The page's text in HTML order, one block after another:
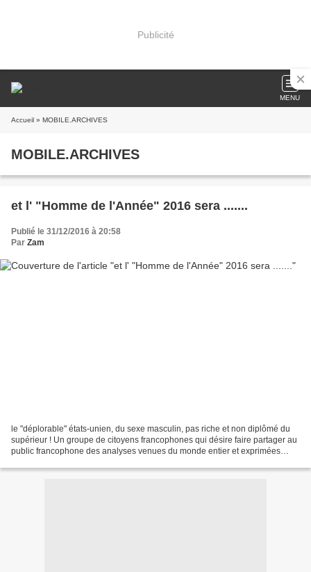
Publicité
MENU
Accueil » MOBILE.ARCHIVES
MOBILE.ARCHIVES
et l' "Homme de l'Année" 2016 sera .......
Publié le 31/12/2016 à 20:58
Par Zam
le "déplorable" états-unien, du sexe masculin, pas riche et non diplômé du
supérieur ! Un groupe de citoyens francophones qui désire faire partager au
public francophone des analyses venues du monde entier et exprimées